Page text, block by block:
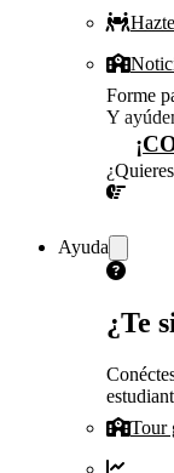
Forme
Y
Ayuda
¿Te
Tour